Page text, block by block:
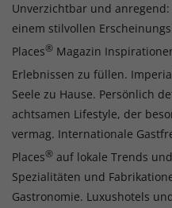
Unverzichtbar und
einem stilvollen
Places® Magazin
Erlebnissen zu füllen.
Seele zu Hause. Persönlich
achtsamen Lifestyle, der
vermag. Internationale
Places® auf lokale Trends
Spezialitäten und
Gastronomie. Luxushotels